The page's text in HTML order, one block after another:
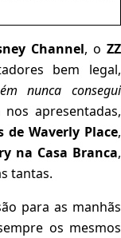
Channel, oZZ
bem legal,
nunca consegui
apresentadas,
de Waverly Place,
na Casa Branca,
tantas.
para as manhãs
os mesmos